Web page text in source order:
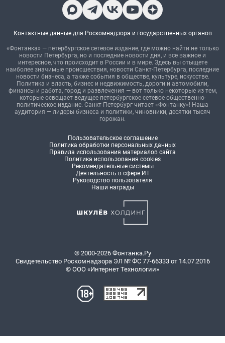
Контактные данные для Роскомнадзора и государственных органов
«Фонтанка» — петербургское сетевое издание, где можно найти не только
новости Петербурга, но и последние новости дня, и все важное и
интересное, что происходит в России и в мире. Здесь вы отыщете
наиболее значимые происшествия, новости Санкт-Петербурга, последние
новости бизнеса, а также события в обществе, культуре, искусстве.
Политика и власть, бизнес и недвижимость, дороги и автомобили,
финансы и работа, город и развлечения — вот только некоторые из тем,
которые освещает ведущее петербургское сетевое общественно-
политическое издание. Санкт-Петербург читает «Фонтанку»! Наша
аудитория — лидеры бизнеса и политики, чиновники, десятки тысяч
горожан.
Пользовательское соглашение
Политика обработки персональных данных
Правила использования материалов сайта
Политика использования cookies
Рекомендательные системы
Деятельность в сфере ИТ
Руководство пользователя
Наши награды
© 2000-2026 Фонтанка.Ру
Свидетельство Роскомнадзора ЭЛ № ФС 77-66333 от 14.07.2016
© ООО «Интернет Технологии»